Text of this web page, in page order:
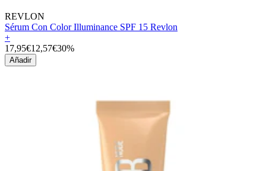
REVLON
Sérum Con Color Illuminance SPF 15 Revlon
+
17,95€12,57€30%
Añadir